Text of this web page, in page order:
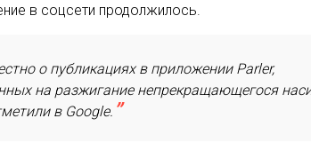
в соцсети продолжилось.
о публикациях в приложении Parler,
на разжигание непрекращающегося
в Google.